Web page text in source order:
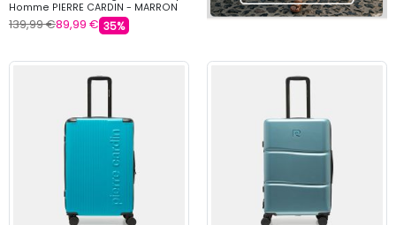
Homme PIERRE CARDIN - MARRON
139,99 €89,99 € 35%